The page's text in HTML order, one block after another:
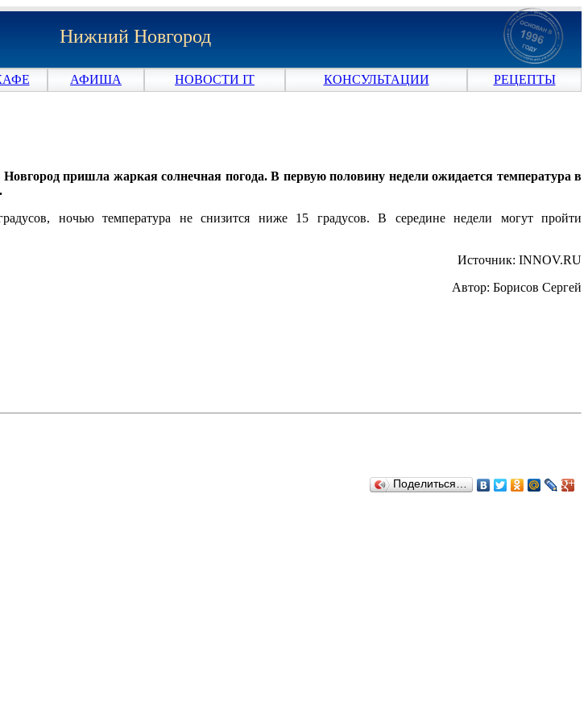
Нижний Новгород
АФИША НОВОСТИ IT КОНСУЛЬТАЦИИ РЕЦЕПТЫ
пришла жаркая солнечная погода. В первую половину недели ожидается температура в
ночью температура не снизится ниже 15 градусов. В середине недели могут пройти
Источник: INNOV.RU
Автор: Борисов Сергей
Поделиться…